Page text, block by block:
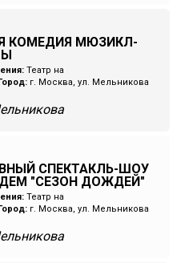
КОМЕДИЯ МЮЗИКЛ-
Театр на
г. Москва, ул. Мельникова
СПЕКТАКЛЬ-ШОУ
"СЕЗОН ДОЖДЕЙ"
Театр на
г. Москва, ул. Мельникова